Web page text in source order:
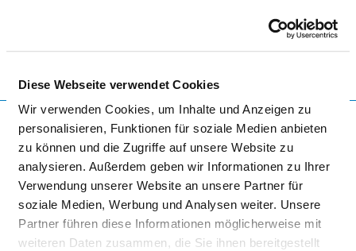
Diese Webseite verwendet Cookies
Wir verwenden Cookies, um Inhalte und Anzeigen zu
personalisieren, Funktionen für soziale Medien anbieten
zu können und die Zugriffe auf unsere Website zu
analysieren. Außerdem geben wir Informationen zu Ihrer
Verwendung unserer Website an unsere Partner für
soziale Medien, Werbung und Analysen weiter. Unsere
Partner führen diese Informationen möglicherweise mit
weiteren Daten zusammen, die Sie ihnen bereitgestellt
Startseite der Fachabteilung
UNIVERSITÄTSKLINIKUM
SCHLESWIG-HOLSTEIN,
CAMPUS KIEL